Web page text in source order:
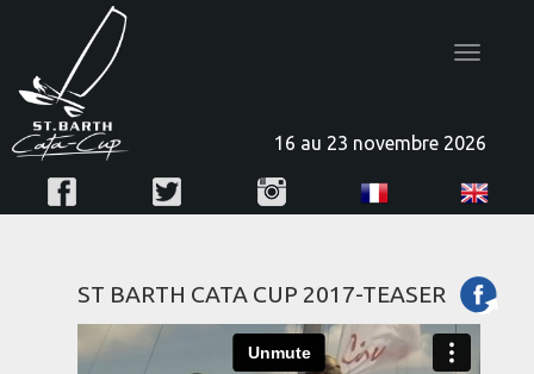
Toggle
16 au 23 novembre 2026
ST BARTH CATA CUP 2017-TEASER